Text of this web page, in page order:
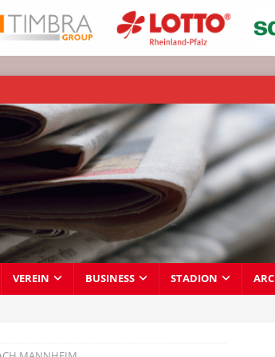
VEREIN BUSINESS STADION